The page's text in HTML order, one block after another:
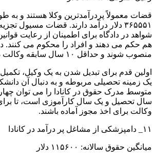
قضات معمولاً پردرآمدترین وکلا هستند و به
۳۶۵۵۵۱ دلار درآمد دارند. قضات مسیول
شواهد در دادگاه برای اطمینان از رعایت
هم حکم می دهند و افراد را محکوم می کنند. در
منصوب شوند و حداقل ۱۰ سال سابقه وکالت داشته باشند.
اولین قدم برای تبدیل شدن به یک وکیل،
یک زمینه تحصیلی مربوطه و به دنبال آن
متوسط ​​مدرک حقوق در کانادا را می توان
سال تحصیل و یک سال کارآموزی است، تا
وکالت برای اخذ مجوز آماده باشند.
۱۱_ دامپزشکی از مشاغل پر درآمد در کانادا
میانگین حقوق سالانه: ۱۱۵۶۰۰ دلار